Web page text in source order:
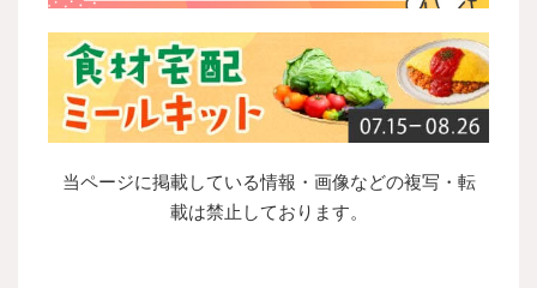
当ページに掲載している情報・画像などの複写・転
載は禁止しております。